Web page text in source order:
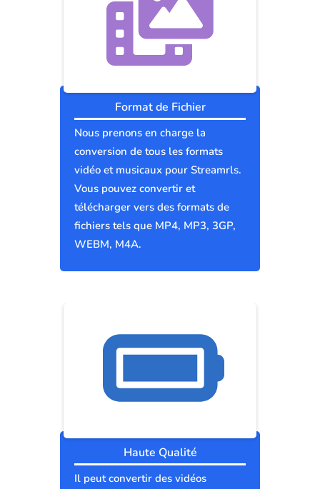
Format de Fichier
Nous prenons en charge la
conversion de tous les formats
vidéo et musicaux pour Streamrls.
Vous pouvez convertir et
télécharger vers des formats de
fichiers tels que MP4, MP3, 3GP,
WEBM, M4A.
Haute Qualité
Il peut convertir des vidéos